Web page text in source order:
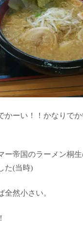
かーい！！かなりで
ー帝国のラーメン桐
た(当時)
全然小さい。